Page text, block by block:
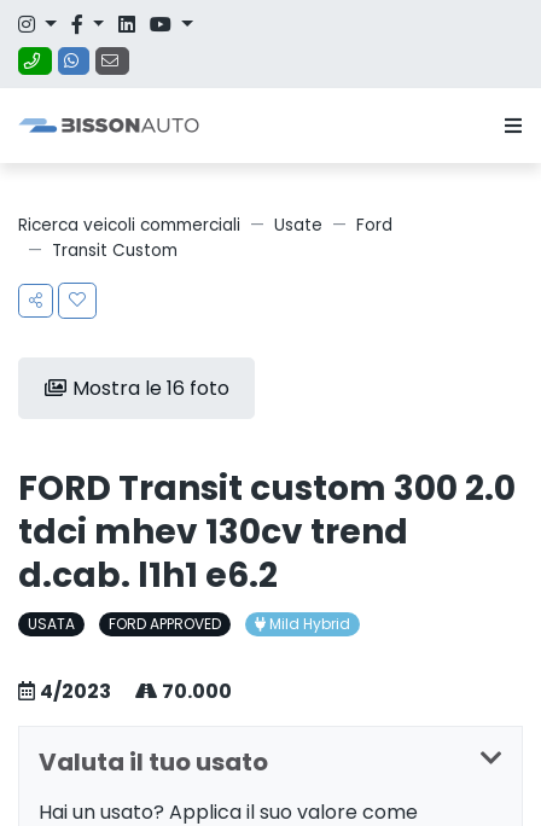
Ricerca veicoli commerciali Usate
Ford
Transit Custom
Mostra le 16 foto
FORD Transit custom 300 2.0
tdci mhev 130cv trend
d.cab. l1h1 e6.2
USATA FORD APPROVED Mild Hybrid
4/2023 70.000
Valuta il tuo usato
Hai un usato? Applica il suo valore come